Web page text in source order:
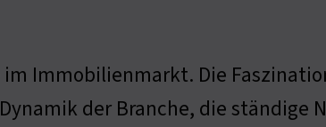
Immobilienmarkt. Die
der Branche, die ständige